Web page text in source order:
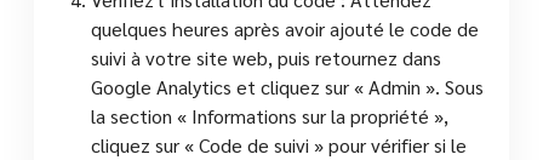
quelques heures après avoir ajouté le code de
suivi à votre site web, puis retournez dans
Google Analytics et cliquez sur « Admin ». Sous
la section « Informations sur la propriété »,
cliquez sur « Code de suivi » pour vérifier si le